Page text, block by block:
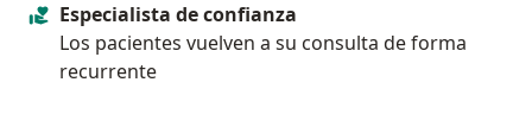
Especialista de confianza
Los pacientes vuelven a su consulta de forma
recurrente